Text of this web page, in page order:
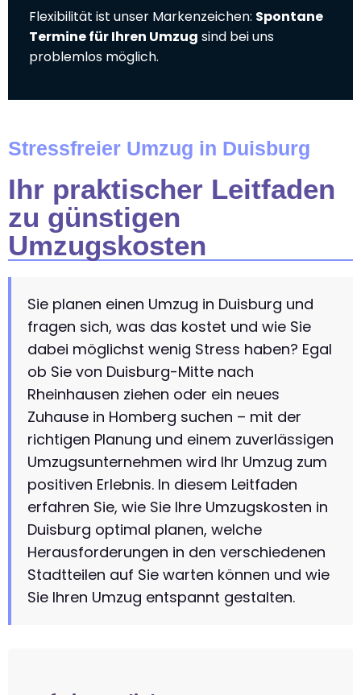
Flexibilität ist unser Markenzeichen: Spontane
Termine für Ihren Umzug sind bei uns
problemlos möglich.
Stressfreier Umzug in Duisburg
Ihr praktischer Leitfaden
zu günstigen
Umzugskosten
Sie planen einen Umzug in Duisburg und
fragen sich, was das kostet und wie Sie
dabei möglichst wenig Stress haben? Egal
ob Sie von Duisburg-Mitte nach
Rheinhausen ziehen oder ein neues
Zuhause in Homberg suchen – mit der
richtigen Planung und einem zuverlässigen
Umzugsunternehmen wird Ihr Umzug zum
positiven Erlebnis. In diesem Leitfaden
erfahren Sie, wie Sie Ihre Umzugskosten in
Duisburg optimal planen, welche
Herausforderungen in den verschiedenen
Stadtteilen auf Sie warten können und wie
Sie Ihren Umzug entspannt gestalten.